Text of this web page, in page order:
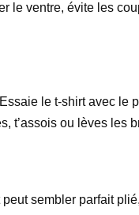
le ventre, évite les
le t-shirt avec le
ou lèves les
sembler parfait